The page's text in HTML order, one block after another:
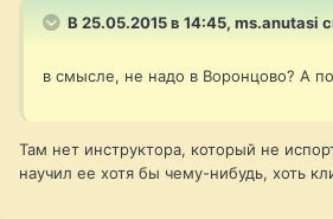
В 25.05.2015 в 14:45, ms.anutasi
в смысле, не надо в Воронцово? А
Там нет инструктора, который не
научил ее хотя бы чему-нибудь, хоть